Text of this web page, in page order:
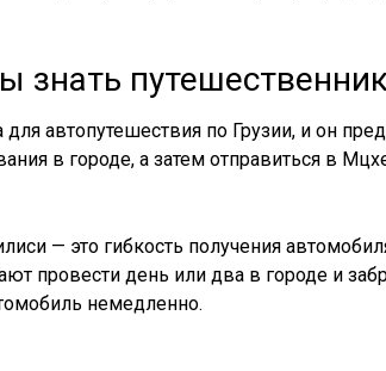
знать
для автопутешествия по Грузии, и он
в городе, а затем отправиться в
— это гибкость получения
провести день или два в городе и
немедленно.